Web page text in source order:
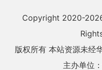
Copyright 2020-
版权所有 本站资源未经
主办单位